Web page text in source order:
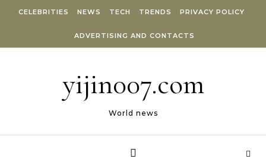
CELEBRITIES NEWS TECH TRENDS PRIVACY POLICY
ADVERTISING AND CONTACTS
yijin007.com
World news